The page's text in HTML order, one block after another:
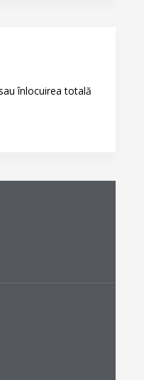
înlocuirea totală